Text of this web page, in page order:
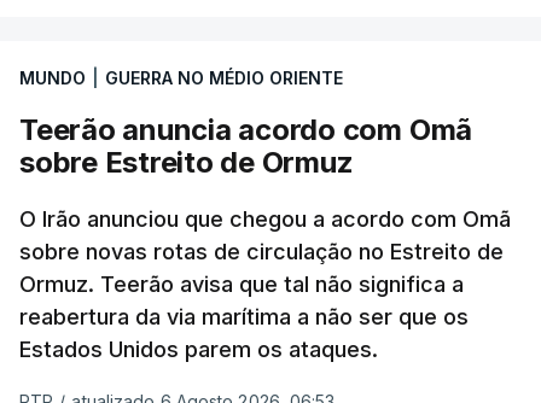
MUNDO GUERRA NO MÉDIO ORIENTE
Teerão anuncia acordo com Omã
sobre Estreito de Ormuz
O Irão anunciou que chegou a acordo com Omã
sobre novas rotas de circulação no Estreito de
Ormuz. Teerão avisa que tal não significa a
reabertura da via marítima a não ser que os
Estados Unidos parem os ataques.